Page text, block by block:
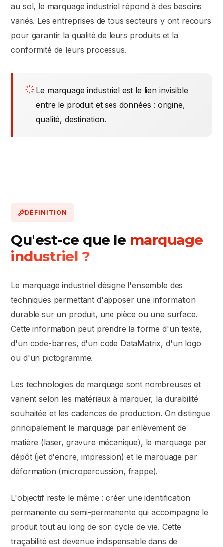
au sol, le marquage industriel répond à des besoins
variés. Les entreprises de tous secteurs y ont recours
pour garantir la qualité de leurs produits et la
conformité de leurs processus.
Le marquage industriel est le lien invisible
entre le produit et ses données : origine,
qualité, destination.
DÉFINITION
Qu'est-ce que le marquage
industriel ?
Le marquage industriel désigne l'ensemble des
techniques permettant d'apposer une information
durable sur un produit, une pièce ou une surface.
Cette information peut prendre la forme d'un texte,
d'un code-barres, d'un code DataMatrix, d'un logo
ou d'un pictogramme.
Les technologies de marquage sont nombreuses et
varient selon les matériaux à marquer, la durabilité
souhaitée et les cadences de production. On distingue
principalement le marquage par enlèvement de
matière (laser, gravure mécanique), le marquage par
dépôt (jet d'encre, impression) et le marquage par
déformation (micropercussion, frappe).
L'objectif reste le même : créer une identification
permanente ou semi-permanente qui accompagne le
produit tout au long de son cycle de vie. Cette
traçabilité est devenue indispensable dans de